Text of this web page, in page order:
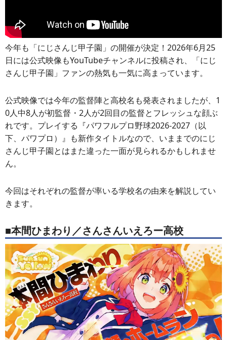
今年も「にじさんじ甲子園」の開催が決定！2026年6月25
日には公式映像もYouTubeチャンネルに投稿され、「にじ
さんじ甲子園」ファンの熱気も一気に高まっています。
公式映像では今年の監督陣と高校名も発表されましたが、1
0人中8人が初監督・2人が2回目の監督とフレッシュな顔ぶ
れです。プレイする『パワフルプロ野球2026-2027（以
下、パワプロ）』も新作タイトルなので、いままでのにじ
さんじ甲子園とはまた違った一面が見られるかもしれませ
ん。
今回はそれぞれの監督が率いる学校名の由来を解説してい
きます。
■本間ひまわり／さんさんいえろー高校